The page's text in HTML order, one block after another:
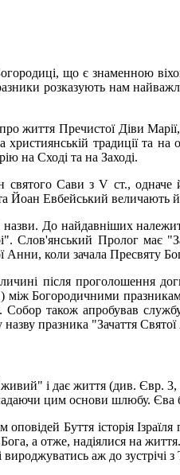
що є знаменною
розказують нам
життя Пречистої Діви
християнській традиції та
на Сході та на Заході.
святого Сави з V ст.,
Йоан Евбейський величають
До найдавніших
Слов'янський Пролог має
Анни, коли зачала Пресвяту
після проголошення
Богородичними
Собор також апробував
назву празника "Зачаття
і дає життя (див. Євр.
цим основи шлюбу. Єва
Буття історія
а отже, надіялися на
вироджуватись аж до